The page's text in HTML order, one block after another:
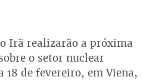
Irã realizarão a próxima
o setor nuclear
de fevereiro, em Viena,